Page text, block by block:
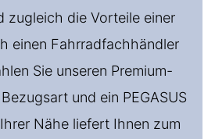
zugleich die Vorteile einer
einen Fahrradfachhändler
Sie unseren Premium-
und ein PEGASUS
Nähe liefert Ihnen zum